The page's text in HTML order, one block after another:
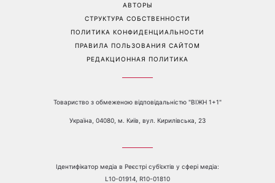
АВТОРЫ
СТРУКТУРА СОБСТВЕННОСТИ
ПОЛИТИКА КОНФИДЕНЦИАЛЬНОСТИ
ПРАВИЛА ПОЛЬЗОВАНИЯ САЙТОМ
РЕДАКЦИОННАЯ ПОЛИТИКА
Товариство з обмеженою відповідальністю "ВІЖН 1+1"
Україна, 04080, м. Київ, вул. Кирилівська, 23
Ідентифікатор медіа в Реєстрі суб’єктів у сфері медіа:
L10-01914, R10-01810